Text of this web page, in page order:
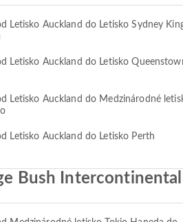
Letisko Auckland do Letisko Sydney
Letisko Auckland do Letisko
Letisko Auckland do Medzinárodné
Letisko Auckland do Letisko Perth
Bush